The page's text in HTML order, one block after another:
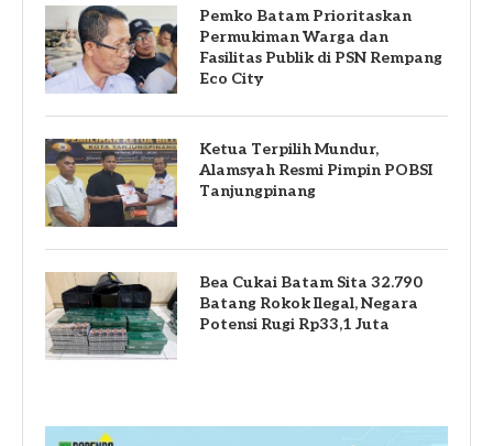
Pemko Batam Prioritaskan
Permukiman Warga dan
Fasilitas Publik di PSN Rempang
Eco City
Ketua Terpilih Mundur,
Alamsyah Resmi Pimpin POBSI
Tanjungpinang
Bea Cukai Batam Sita 32.790
Batang Rokok Ilegal, Negara
Potensi Rugi Rp33,1 Juta